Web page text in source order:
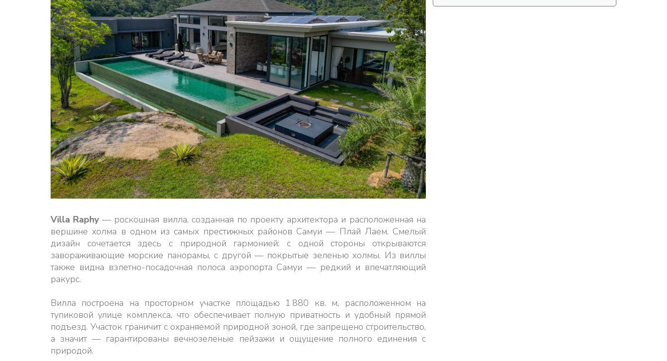
Villa Raphy— роскошная вилла, созданная по проекту архитектора и расположенная на
вершине холма в одном из самых престижных районов Самуи — Плай Лаем. Смелый
дизайн сочетается здесь с природной гармонией: с одной стороны открываются
завораживающие морские панорамы, с другой — покрытые зеленью холмы. Из виллы
также видна взлетно-посадочная полоса аэропорта Самуи — редкий и впечатляющий
ракурс.
Вилла построена на просторном участке площадью 1 880 кв. м, расположенном на
тупиковой улице комплекса, что обеспечивает полную приватность и удобный прямой
подъезд. Участок граничит с охраняемой природной зоной, где запрещено строительство,
а значит — гарантированы вечнозеленые пейзажи и ощущение полного единения с
природой.